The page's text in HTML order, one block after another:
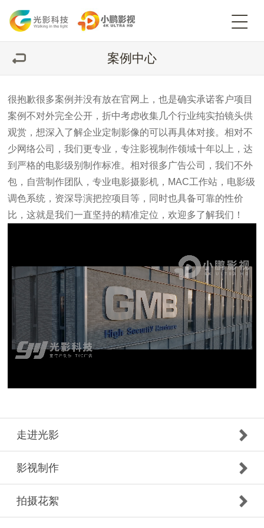
案例中心
很抱歉很多案例并没有放在官网上，也是确实承诺客户项目
案例不对外完全公开，折中考虑收集几个行业纯实拍镜头供
观赏，想深入了解企业定制影像的可以再具体对接。相对不
少网络公司，我们更专业，专注影视制作领域十年以上，达
到严格的电影级别制作标准。相对很多广告公司，我们不外
包，自营制作团队，专业电影摄影机，MAC工作站，电影级
调色系统，资深导演把控项目等，同时也具备可靠的性价
比，这就是我们一直坚持的精准定位，欢迎多了解我们！
走进光影
影视制作
拍摄花絮